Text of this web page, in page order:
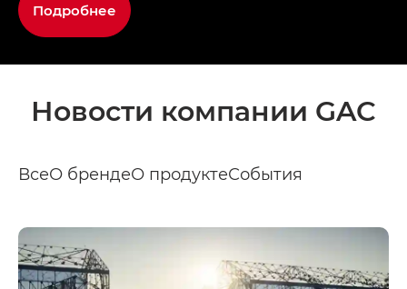
Подробнее
Новости компании GAC
ВсеО брендеО продуктеСобытия